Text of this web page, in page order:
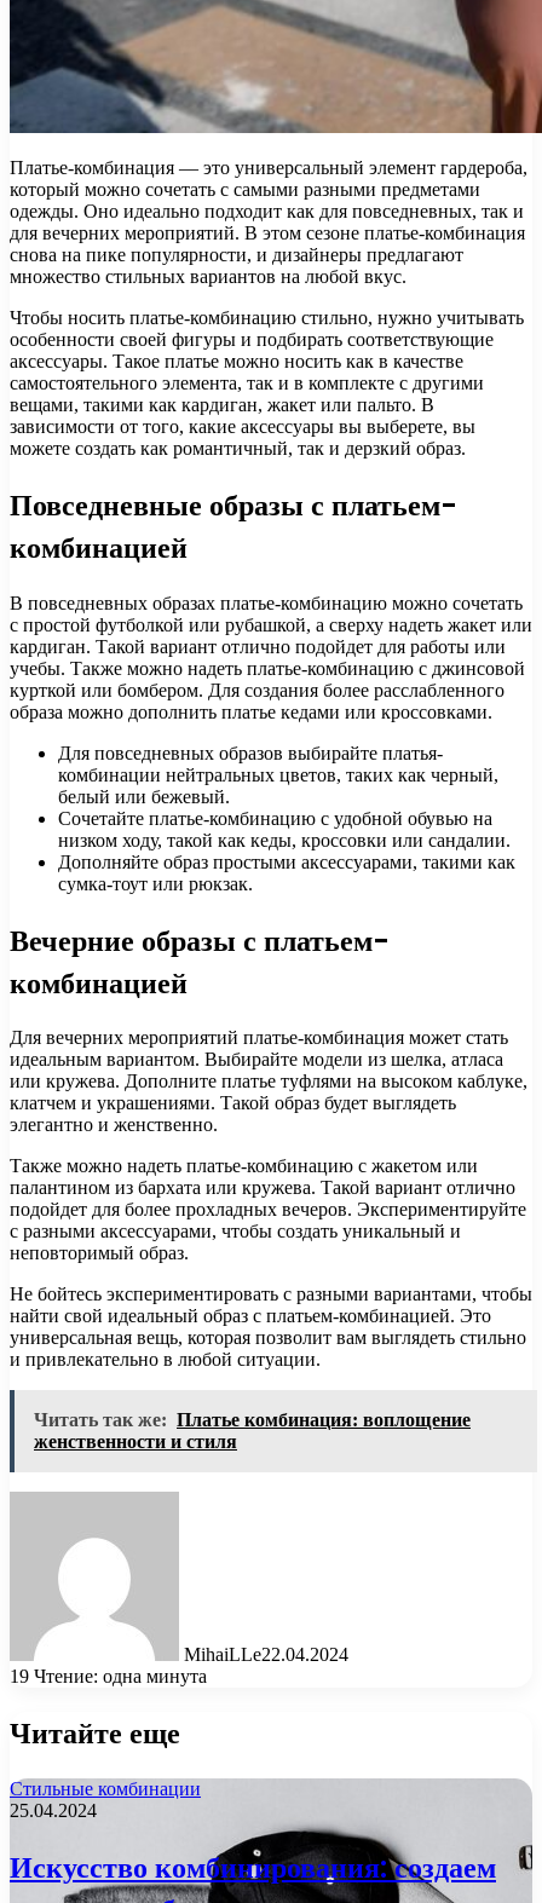
Платье-комбинация — это универсальный элемент гардероба,
который можно сочетать с самыми разными предметами
одежды. Оно идеально подходит как для повседневных, так и
для вечерних мероприятий. В этом сезоне платье-комбинация
снова на пике популярности, и дизайнеры предлагают
множество стильных вариантов на любой вкус.
Чтобы носить платье-комбинацию стильно, нужно учитывать
особенности своей фигуры и подбирать соответствующие
аксессуары. Такое платье можно носить как в качестве
самостоятельного элемента, так и в комплекте с другими
вещами, такими как кардиган, жакет или пальто. В
зависимости от того, какие аксессуары вы выберете, вы
можете создать как романтичный, так и дерзкий образ.
Повседневные образы с платьем-
комбинацией
В повседневных образах платье-комбинацию можно сочетать
с простой футболкой или рубашкой, а сверху надеть жакет или
кардиган. Такой вариант отлично подойдет для работы или
учебы. Также можно надеть платье-комбинацию с джинсовой
курткой или бомбером. Для создания более расслабленного
образа можно дополнить платье кедами или кроссовками.
Для повседневных образов выбирайте платья-
комбинации нейтральных цветов, таких как черный,
белый или бежевый.
Сочетайте платье-комбинацию с удобной обувью на
низком ходу, такой как кеды, кроссовки или сандалии.
Дополняйте образ простыми аксессуарами, такими как
сумка-тоут или рюкзак.
Вечерние образы с платьем-
комбинацией
Для вечерних мероприятий платье-комбинация может стать
идеальным вариантом. Выбирайте модели из шелка, атласа
или кружева. Дополните платье туфлями на высоком каблуке,
клатчем и украшениями. Такой образ будет выглядеть
элегантно и женственно.
Также можно надеть платье-комбинацию с жакетом или
палантином из бархата или кружева. Такой вариант отлично
подойдет для более прохладных вечеров. Экспериментируйте
с разными аксессуарами, чтобы создать уникальный и
неповторимый образ.
Не бойтесь экспериментировать с разными вариантами, чтобы
найти свой идеальный образ с платьем-комбинацией. Это
универсальная вещь, которая позволит вам выглядеть стильно
и привлекательно в любой ситуации.
Читать так же: Платье комбинация: воплощение
женственности и стиля
MihaiLLe22.04.2024
19 Чтение: одна минута
Читайте еще
Стильные комбинации
25.04.2024
Искусство комбинирования: создаем